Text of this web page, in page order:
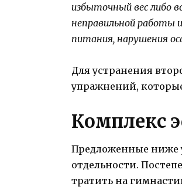
избыточный вес либо
неправильной работы
питания, нарушения
Для устранения
упражнений,
Комплекс
Предложенные ниже
отдельности.
тратить на